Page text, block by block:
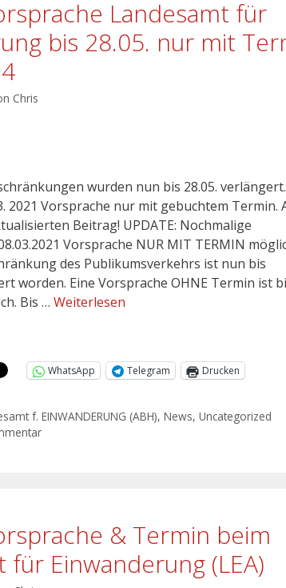
Landesamt für
bis 28.05. nur mit
Chris
wurden nun bis 28.05. verlängert.
2021 Vorsprache nur mit gebuchtem Termin.
Beitrag! UPDATE: Nochmalige
Vorsprache NUR MIT TERMIN
des Publikumsverkehrs ist nun bis
worden. Eine Vorsprache OHNE Termin ist
Bis … Weiterlesen
WhatsApp Telegram Drucken
f. EINWANDERUNG (ABH),News,Uncategorized
& Termin beim
für Einwanderung (LEA)